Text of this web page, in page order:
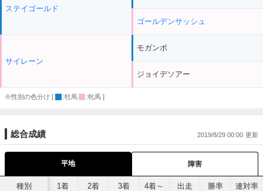
ステイゴールド
サイレーン
ゴールデンサッシュ
モガンボ
ジョイデソアー
※性別の色分け [ :牡馬 :牝馬 ]
総合成績 2019/8/29 00:00
平地 障害
種別 1着 2着 3着 4着～ 出走 勝率 連対率